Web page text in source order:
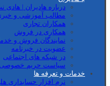
درباره هادیران | هادی
مطالب آموزشی و
همکاران تجاری
همکاری در فروش
نمایندگان فروش و
عضویت در خبرنامه
در شبکه های اجتماعی
سیاست حریم خصوصی
خدمات و تعرفه ها
نرم افزار حسابداری